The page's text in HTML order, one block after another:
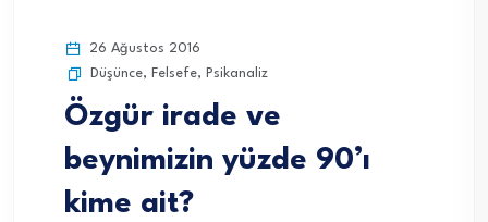
26 Ağustos 2016
Düşünce, Felsefe, Psikanaliz
Özgür irade ve
beynimizin yüzde 90’ı
kime ait?